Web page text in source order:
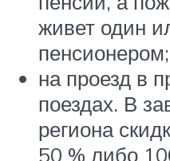
живет один
пенсионером;
на проезд в
поездах. В
региона
50 % либо